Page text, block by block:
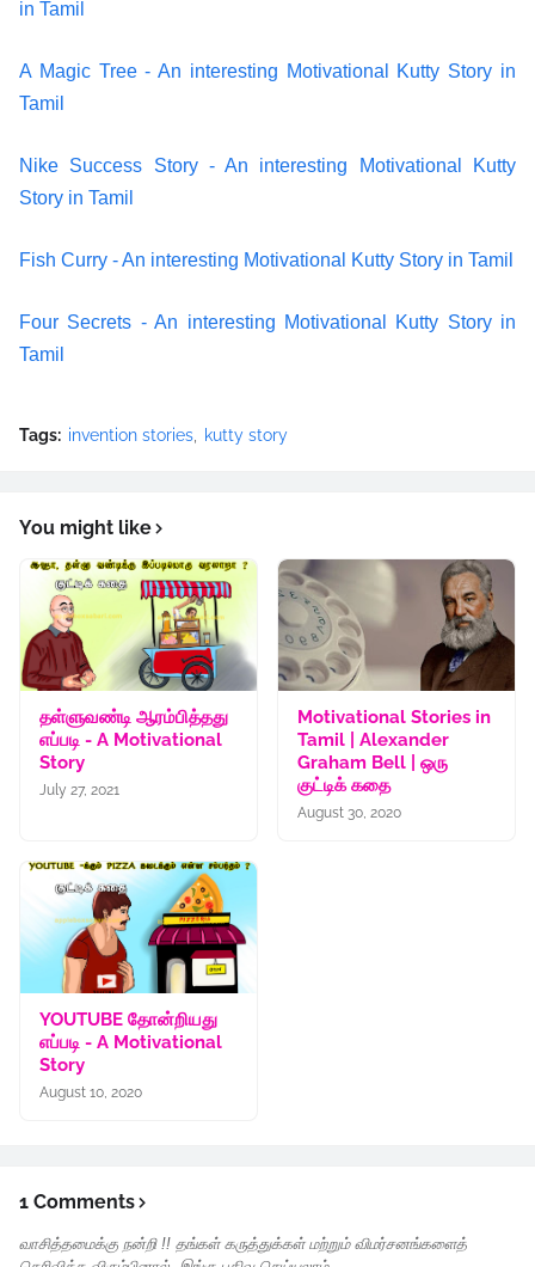
in Tamil
A Magic Tree - An interesting Motivational Kutty Story in
Tamil
Nike Success Story - An interesting Motivational Kutty
Story in Tamil
Fish Curry - An interesting Motivational Kutty Story in Tamil
Four Secrets - An interesting Motivational Kutty Story in
Tamil
Tags: invention stories kutty story
You might like
தள்ளுவண்டி ஆரம்பித்தது
எப்படி - A Motivational
Story
July 27, 2021
Motivational Stories in
Tamil | Alexander
Graham Bell | ஒரு
குட்டிக் கதை
August 30, 2020
YOUTUBE தோன்றியது
எப்படி - A Motivational
Story
August 10, 2020
1 Comments
வாசித்தமைக்கு நன்றி !! தங்கள் கருத்துக்கள் மற்றும் விமர்சனங்களைத்